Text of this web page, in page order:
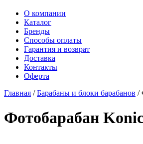
О компании
Каталог
Бренды
Способы оплаты
Гарантия и возврат
Доставка
Контакты
Оферта
Главная /Барабаны и блоки барабанов /
Фотобарабан